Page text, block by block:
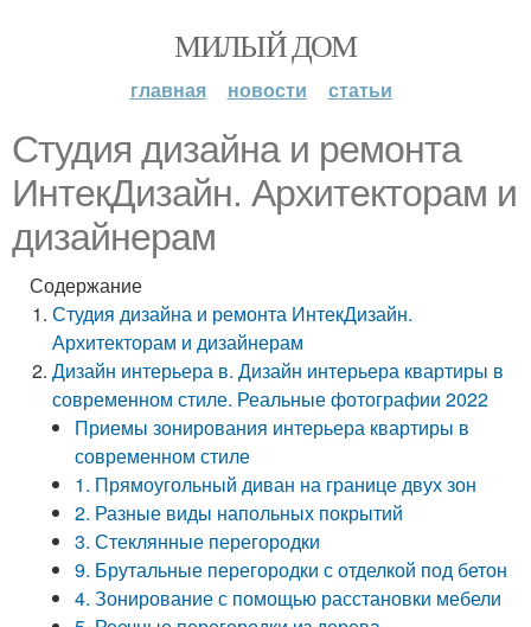
МИЛЫЙ ДОМ
главная новости статьи
Студия дизайна и ремонта
ИнтекДизайн. Архитекторам и
дизайнерам
Содержание
Студия дизайна и ремонта ИнтекДизайн.
Архитекторам и дизайнерам
Дизайн интерьера в. Дизайн интерьера квартиры в
современном стиле. Реальные фотографии 2022
Приемы зонирования интерьера квартиры в
современном стиле
1. Прямоугольный диван на границе двух зон
2. Разные виды напольных покрытий
3. Стеклянные перегородки
9. Брутальные перегородки с отделкой под бетон
4. Зонирование с помощью расстановки мебели